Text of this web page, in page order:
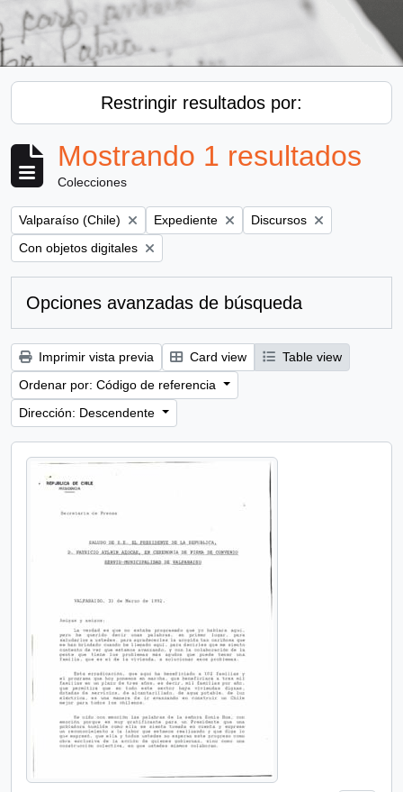
Restringir resultados por:
Mostrando 1 resultados
Colecciones
Remove filter:
Valparaíso (Chile) Remove filter:
Expediente Remove filter:
Discursos
Remove filter:
Con objetos digitales
Opciones avanzadas de búsqueda
Imprimir vista previa Card view
Table view
Ordenar por: Código de referencia
Dirección: Descendente